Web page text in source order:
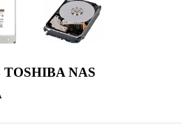
TOSHIBA NAS